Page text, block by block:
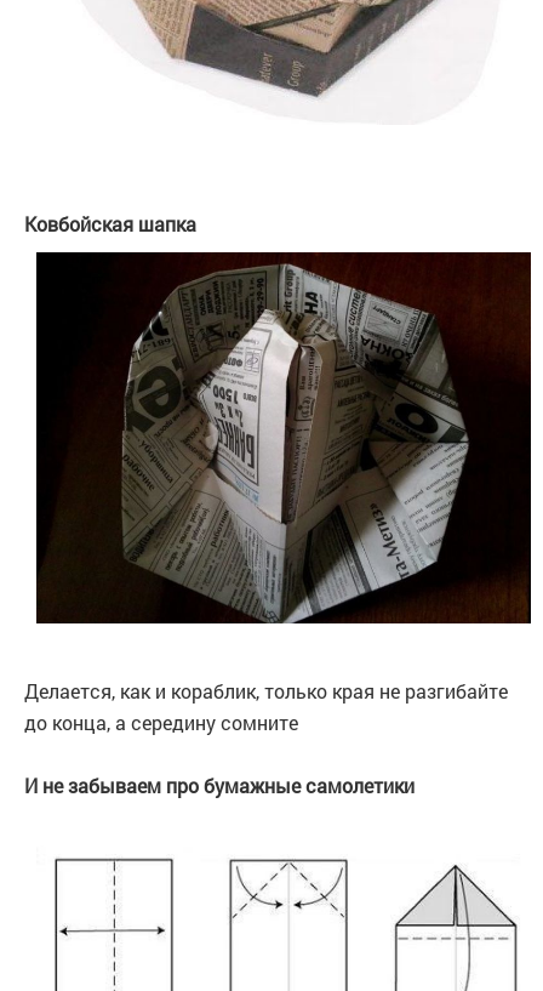
Ковбойская шапка
Делается, как и кораблик, только края не разгибайте
до конца, а середину сомните
И не забываем про бумажные самолетики